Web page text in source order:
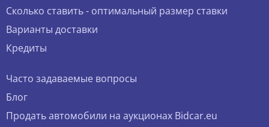
Сколько ставить - оптимальный размер ставки
Варианты доставки
Кредиты
Часто задаваемые вопросы
Блог
Продать автомобили на аукционах Bidcar.eu